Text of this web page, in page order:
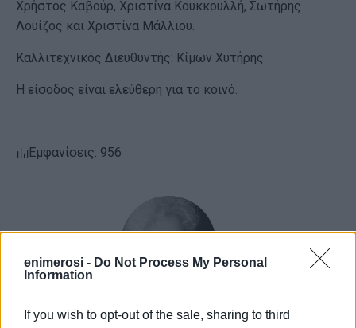
enimerosi - Do Not Process My Personal
Information
If you wish to opt-out of the sale, sharing to third
Χρήστος Καβούρ, Χριστίνα Κουκκουλλή, Σωτήρης
Λουίζος και Χριστίνα Μάλλιου.
Καλλιτεχνικός Διευθυντής: Κίμων Χυτήρης
Η είσοδος είναι ελεύθερη για το κοινό.
Εμφανίσεις: 956